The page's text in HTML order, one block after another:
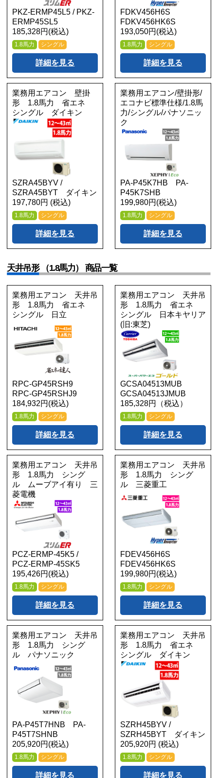
PKZ-ERMP45L5 / PKZ-
ERMP45SL5
185,328円(税込)
1.8馬力 シングル
詳細を見る
FDKV456H6S
FDKV456HK6S
193,050円(税込)
1.8馬力 シングル
詳細を見る
業務用エアコン 壁掛
形 1.8馬力 省エネ
シングル ダイキン
SZRA45BYV /
SZRA45BYT ダイキン
197,780円 (税込)
1.8馬力 シングル
詳細を見る
業務用エアコン/壁掛形/
エコナビ標準仕様/1.8馬
力/シングル/パナソニッ
ク
PA-P45K7HB PA-
P45K7SHB
199,980円(税込)
1.8馬力 シングル
詳細を見る
天井吊形 （1.8馬力） 商品一覧
業務用エアコン 天井吊
形 1.8馬力 省エネ
シングル 日立
RPC-GP45RSH9
RPC-GP45RSHJ9
184,932円(税込)
1.8馬力 シングル
詳細を見る
業務用エアコン 天井吊
形 1.8馬力 省エネ
シングル 日本キヤリア
(旧:東芝)
GCSA04513MUB
GCSA04513JMUB
185,328円（税込）
1.8馬力 シングル
詳細を見る
業務用エアコン 天井吊
形 1.8馬力 シング
ル ムーブアイ有り 三
菱電機
PCZ-ERMP-45K5 /
PCZ-ERMP-45SK5
195,426円(税込)
1.8馬力 シングル
詳細を見る
業務用エアコン 天井吊
形 1.8馬力 シング
ル 三菱重工
FDEV456H6S
FDEV456HK6S
199,980円(税込)
1.8馬力 シングル
詳細を見る
業務用エアコン 天井吊
形 1.8馬力 シング
ル パナソニック
PA-P45T7HNB PA-
P45T7SHNB
205,920円(税込)
1.8馬力 シングル
詳細を見る
業務用エアコン 天井吊
形 1.8馬力 省エネ
シングル ダイキン
SZRH45BYV /
SZRH45BYT ダイキン
205,920円 (税込)
1.8馬力 シングル
詳細を見る